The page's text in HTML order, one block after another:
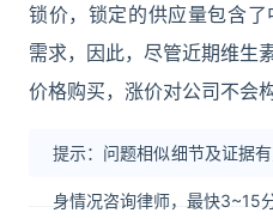
锁价，锁定的供应量包含
需求，因此，尽管近期维生
价格购买，涨价对公司不会
提示：问题相似细节及证据
身情况咨询律师，最快3~15